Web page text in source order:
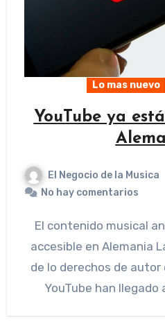
Lo mas nuevo
YouTube ya
El Negocio de la Musica
No hay comentarios
El contenido musical antes bloqueado ya es
accesible en Alemania
de lo derechos de autor
YouTube han